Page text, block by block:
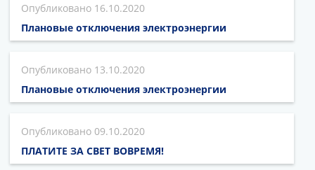
16.10.2020
Плановые отключения электроэнергии
13.10.2020
Плановые отключения электроэнергии
09.10.2020
ПЛАТИТЕ ЗА СВЕТ ВОВРЕМЯ!